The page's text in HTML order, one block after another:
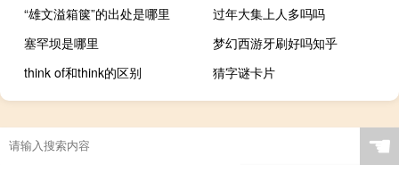
“雄文溢箱箧”的出处是哪里
过年大集上人多吗吗
塞罕坝是哪里
梦幻西游牙刷好吗知乎
think of和think的区别
猜字谜卡片
☚